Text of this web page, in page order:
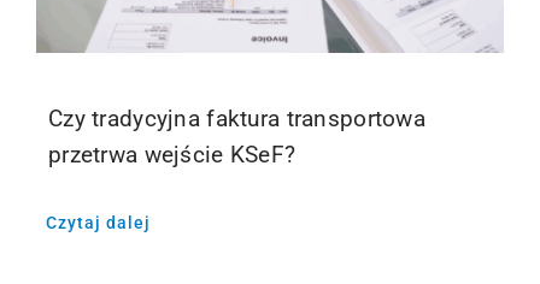
Czy tradycyjna faktura transportowa
przetrwa wejście KSeF?
Czytaj dalej